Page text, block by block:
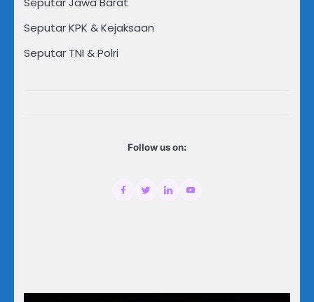
Seputar KPK & Kejaksaan
Seputar TNI & Polri
Follow us on: